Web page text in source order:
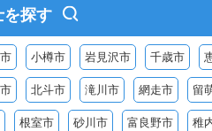
を探す
小樽市 岩見沢市 千歳市
北斗市 滝川市 網走市 留
根室市 砂川市 富良野市 稚